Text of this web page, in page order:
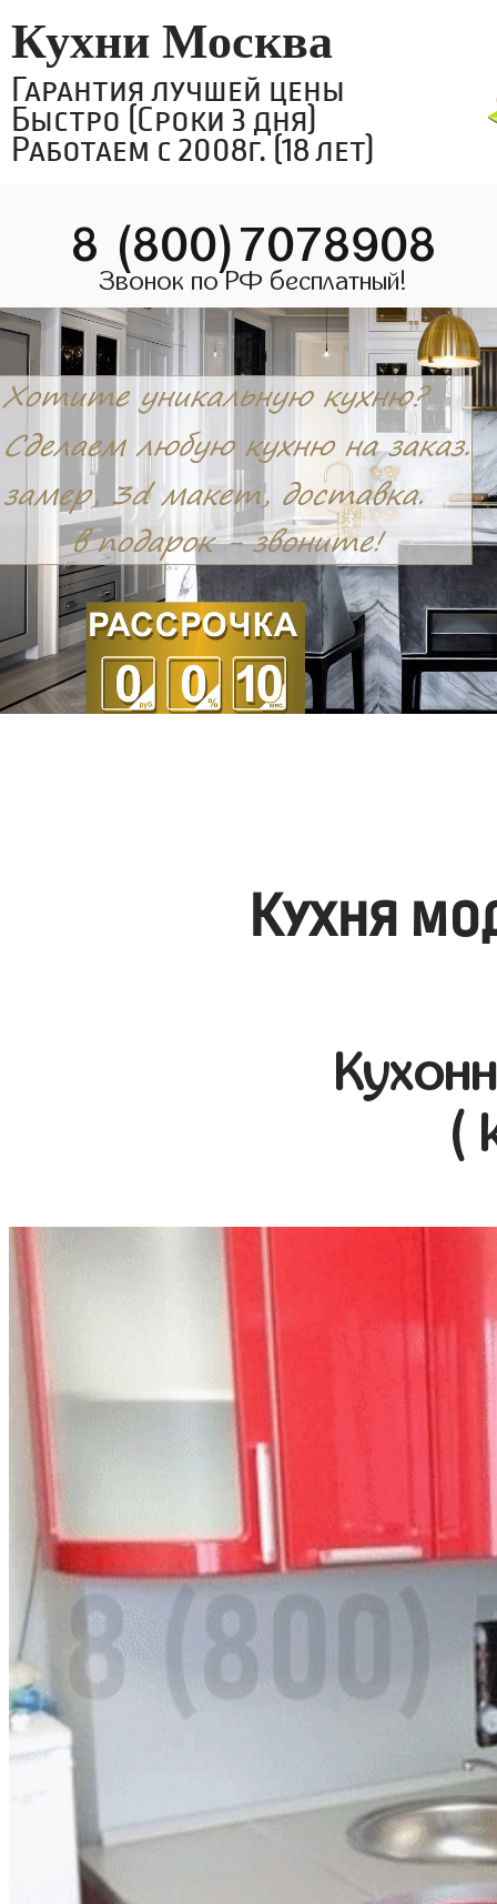
Кухни Москва
Гарантия лучшей цены
Быстро (Сроки 3 дня)
Работаем с 2008г. (18 лет)
8 (800)7078908
Звонок по РФ бесплатный!
Кухня
(